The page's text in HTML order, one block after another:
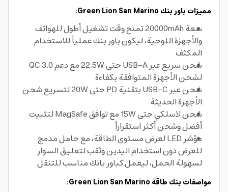
مميزات باور بنك Green Lion San Marino:
سعة 20000mAh تمنح وقت تشغيل أطول للهواتف
والأجهزة اللوحية، ليكون باور بنك عملياً للاستخدام
المكثف
شحن سريع عبر USB-A حتى 22.5W مع دعم QC 3.0
لشحن الأجهزة المتوافقة بكفاءة
شحن عبر USB-C بتقنية PD حتى 20W لتسريع شحن
الأجهزة الحديثة
شحن لاسلكي حتى 15W مع توافق MagSafe لتثبيت
أفضل وشحن أكثر استقراراً
مؤشر LED لعرض مستوى الطاقة، مع حامل مدمج
للعرض دون استخدام اليدين وثقب لتعليق السوار
لسهولة الحمل، ليعمل كباور بانك مناسب للتنقل
مواصفات بنك طاقة Green Lion San Marino: